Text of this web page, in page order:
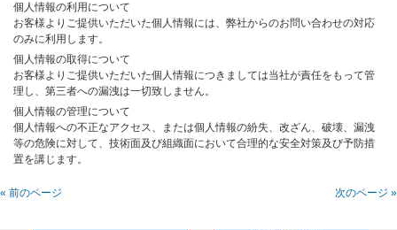
個人情報の利用について
お客様よりご提供いただいた個人情報には、弊社からのお問い合わせの対応
のみに利用します。
個人情報の取得について
お客様よりご提供いただいた個人情報につきましては当社が責任をもって管
理し、第三者への漏洩は一切致しません。
個人情報の管理について
個人情報への不正なアクセス、または個人情報の紛失、改ざん、破壊、漏洩
等の危険に対して、技術面及び組織面において合理的な安全対策及び予防措
置を講じます。
« 前のページ 次のページ »